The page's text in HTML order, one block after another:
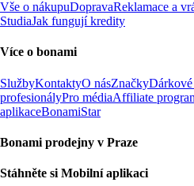
Vše o nákupuDopravaReklamace a
StudiaJak fungují kredity
Více o bonami
SlužbyKontaktyO násZnačky
profesionályPro médiaAffiliate
aplikaceBonamiStar
Bonami prodejny v Praze
Stáhněte si Mobilní aplikaci